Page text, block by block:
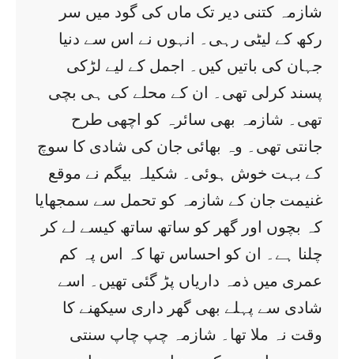
شازمہ کتنی دیر تک ماں کی گود میں سر
رکھ کے لیٹی رہی۔ انہوں نے اس سے دنیا
جہان کی باتیں کیں۔ اجمل کے لیے لڑکی
پسند کرلی تھی۔ ان کے محلے کی ہی بچی
تھی۔ شازمہ بھی سائرہ کو اچھی طرح
جانتی تھی۔ وہ بھائی جان کی شادی کا سوچ
کے بہت خوش ہوئی۔ شکیلہ بیگم نے موقع
غنیمت جان کے شازمہ کو تحمل سے سمجھایا
کہ بچوں اور گھر کو ساتھ ساتھ کیسے لے کر
چلنا ہے۔ ان کو احساس تھا کہ اس پہ کم
عمری میں ذمہ داریاں پڑ گئی تھیں۔ اسے
شادی سے پہلے بھی گھر داری سیکھنے کا
وقت نہ ملا تھا۔ شازمہ چپ چاپ سنتی